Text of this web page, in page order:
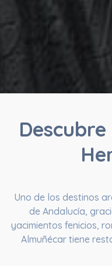
Uno de los destinos
de Andalucía,
yacimientos fenicios,
Almuñécar tiene